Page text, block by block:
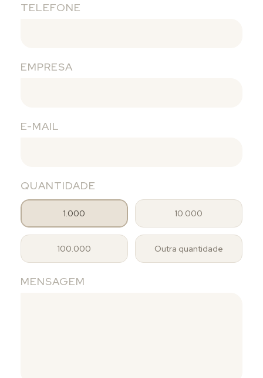
TELEFONE
EMPRESA
E-MAIL
QUANTIDADE
1.000 10.000
100.000 Outra quantidade
MENSAGEM